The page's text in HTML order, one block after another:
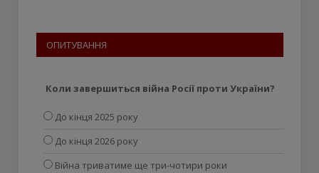
ОПИТУВАННЯ
Коли завершиться війна Росії проти України?
До кінця 2025 року
До кінця 2026 року
Війна триватиме ще три-чотири роки